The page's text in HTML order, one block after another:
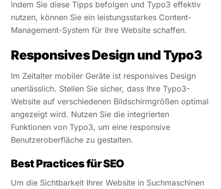
Indem Sie diese Tipps befolgen und Typo3 effektiv
nutzen, können Sie ein leistungsstarkes Content-
Management-System für Ihre Website schaffen.
Responsives Design und Typo3
Im Zeitalter mobiler Geräte ist responsives Design
unerlässlich. Stellen Sie sicher, dass Ihre Typo3-
Website auf verschiedenen Bildschirmgrößen optimal
angezeigt wird. Nutzen Sie die integrierten
Funktionen von Typo3, um eine responsive
Benutzeroberfläche zu gestalten.
Best Practices für SEO
Um die Sichtbarkeit Ihrer Website in Suchmaschinen